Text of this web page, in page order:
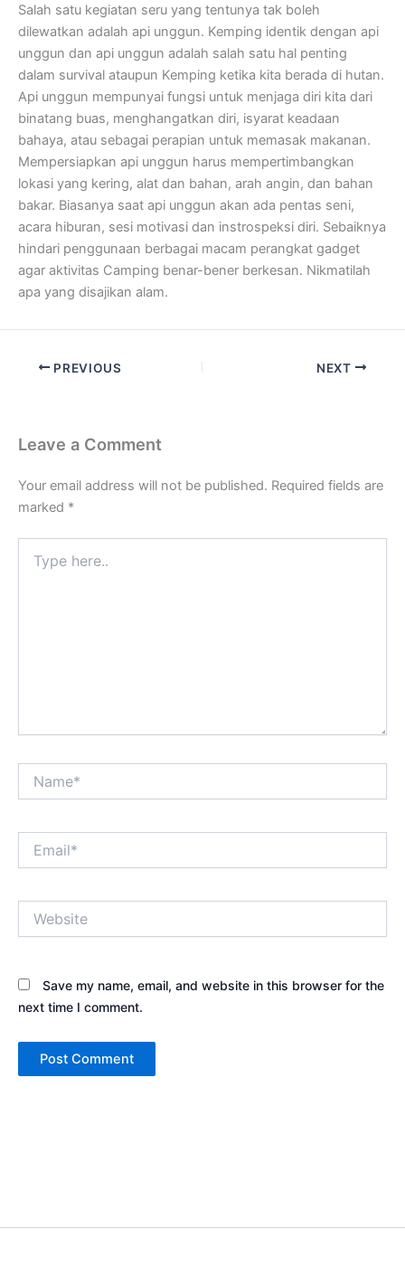
Salah satu kegiatan seru yang tentunya tak boleh
dilewatkan adalah api unggun. Kemping identik dengan api
unggun dan api unggun adalah salah satu hal penting
dalam survival ataupun Kemping ketika kita berada di hutan.
Api unggun mempunyai fungsi untuk menjaga diri kita dari
binatang buas, menghangatkan diri, isyarat keadaan
bahaya, atau sebagai perapian untuk memasak makanan.
Mempersiapkan api unggun harus mempertimbangkan
lokasi yang kering, alat dan bahan, arah angin, dan bahan
bakar. Biasanya saat api unggun akan ada pentas seni,
acara hiburan, sesi motivasi dan instrospeksi diri. Sebaiknya
hindari penggunaan berbagai macam perangkat gadget
agar aktivitas Camping benar-bener berkesan. Nikmatilah
apa yang disajikan alam.
PREVIOUS NEXT
Leave a Comment
Your email address will not be published. Required fields are
marked *
here..
Save my name, email, and website in this browser for the
next time I comment.